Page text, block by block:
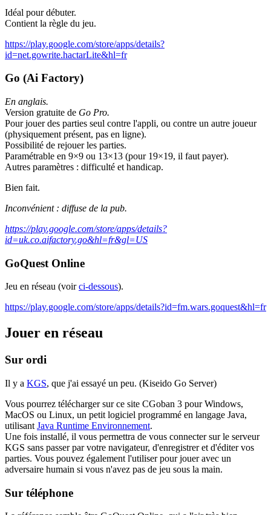
Idéal pour débuter.
Contient la règle du jeu.
https://play.google.com/store/apps/details?
id=net.gowrite.hactarLite&hl=fr
Go (Ai Factory)
En anglais.
Version gratuite de Go Pro.
Pour jouer des parties seul contre l'appli, ou contre un autre joueur
(physiquement présent, pas en ligne).
Possibilité de rejouer les parties.
Paramétrable en 9×9 ou 13×13 (pour 19×19, il faut payer).
Autres paramètres : difficulté et handicap.
Bien fait.
Inconvénient : diffuse de la pub.
https://play.google.com/store/apps/details?
id=uk.co.aifactory.go&hl=fr&gl=US
GoQuest Online
Jeu en réseau (voirci-dessous).
https://play.google.com/store/apps/details?id=fm.wars.goquest&hl=fr
Jouer en réseau
Sur ordi
Il y a KGS, que j'ai essayé un peu. (Kiseido Go Server)
Vous pourrez télécharger sur ce site CGoban 3 pour Windows,
MacOS ou Linux, un petit logiciel programmé en langage Java,
utilisant Java Runtime Environnement.
Une fois installé, il vous permettra de vous connecter sur le serveur
KGS sans passer par votre navigateur, d'enregistrer et d'éditer vos
parties. Vous pouvez également l'utiliser pour jouer avec un
adversaire humain si vous n'avez pas de jeu sous la main.
Sur téléphone